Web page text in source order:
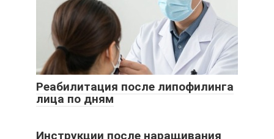
Реабилитация после липофилинга
лица по дням
Инструкции после наращивания